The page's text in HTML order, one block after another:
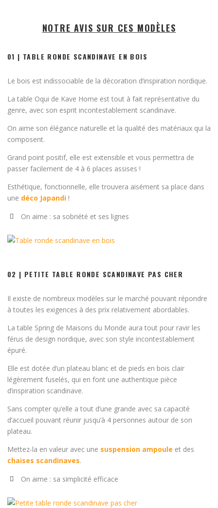
NOTRE AVIS SUR CES MODÈLES
01 | TABLE RONDE SCANDINAVE EN BOIS
Le bois est indissociable de la décoration d’inspiration nordique.
La table Oqui de Kave Home est tout à fait représentative du
genre, avec son esprit incontestablement scandinave.
On aime son élégance naturelle et la qualité des matériaux qui la
composent.
Grand point positif, elle est extensible et vous permettra de
passer facilement de 4 à 6 places assises !
Esthétique, fonctionnelle, elle trouvera aisément sa place dans
une déco Japandi !
On aime : sa sobriété et ses lignes
02 | PETITE TABLE RONDE SCANDINAVE PAS CHER
Il existe de nombreux modèles sur le marché pouvant répondre
à toutes les exigences à des prix relativement abordables.
La table Spring de Maisons du Monde aura tout pour ravir les
férus de design nordique, avec son style incontestablement
épuré.
Elle est dotée d’un plateau blanc et de pieds en bois clair
légèrement fuselés, qui en font une authentique pièce
d’inspiration scandinave.
Sans compter qu’elle a tout d’une grande avec sa capacité
d’accueil pouvant réunir jusqu’à 4 personnes autour de son
plateau.
Mettez-la en valeur avec une suspension ampoule et des
chaises scandinaves.
On aime : sa simplicité efficace